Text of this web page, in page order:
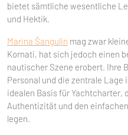
bietet sämtliche wesentliche
und Hektik.
Marina Šangulin mag zwar
Kornati, hat sich jedoch einen
nautischer Szene erobert. Ihre
Personal und die zentrale Lage
idealen Basis für Yachtcharter,
Authentizität und den
legen.